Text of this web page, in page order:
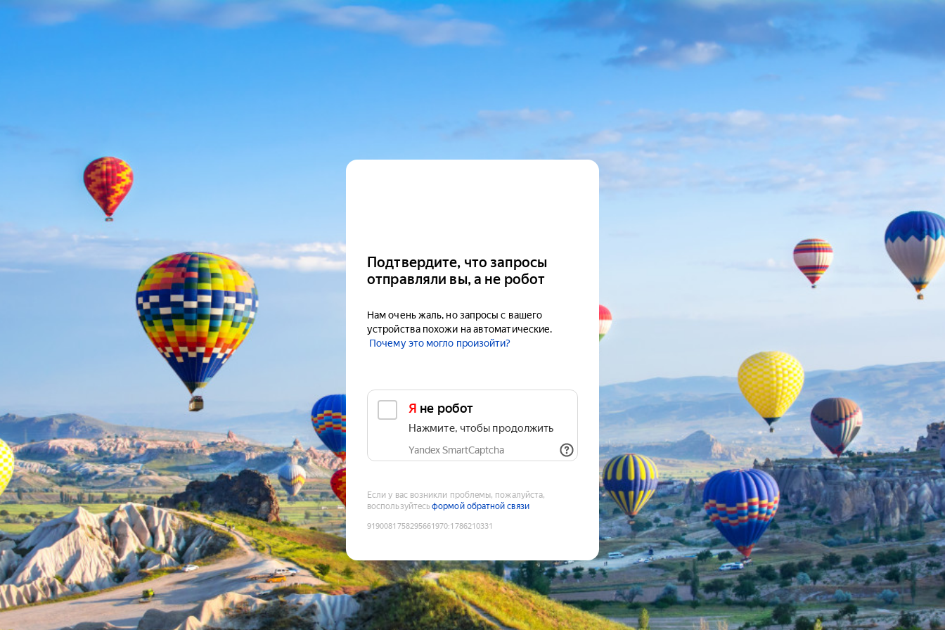
Подтвердите, что запросы
отправляли вы, а не робот
Нам очень жаль, но запросы с вашего
устройства похожи на автоматические.
Почему это могло произойти?
Я не робот
Нажмите, чтобы продолжить
Yandex SmartCaptcha
Если у вас возникли проблемы, пожалуйста,
воспользуйтесьформой обратной связи
9190081758295661970:1786210331